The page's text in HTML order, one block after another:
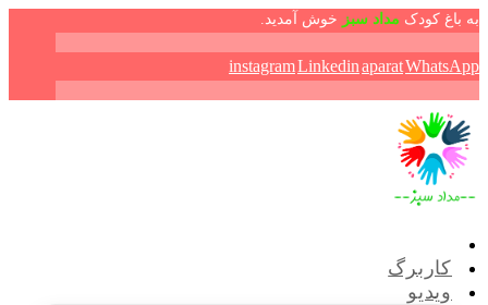
به باغ کودک مداد سبز خوش آمدید.
instagramLinkedinaparatWhatsApp
کاربرگ
ویدیو